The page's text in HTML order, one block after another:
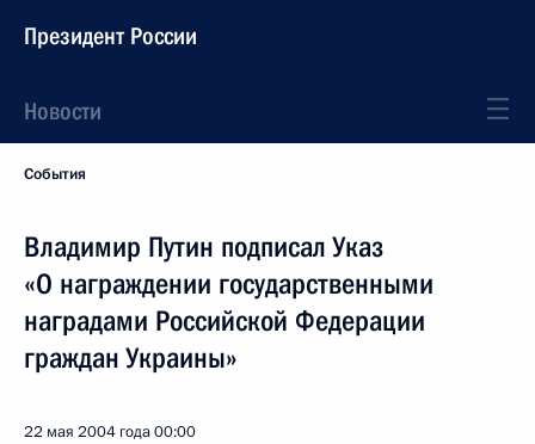
Президент России
Новости
События
Владимир Путин подписал Указ
«О награждении государственными
наградами Российской Федерации
граждан Украины»
22 мая 2004 года00:00